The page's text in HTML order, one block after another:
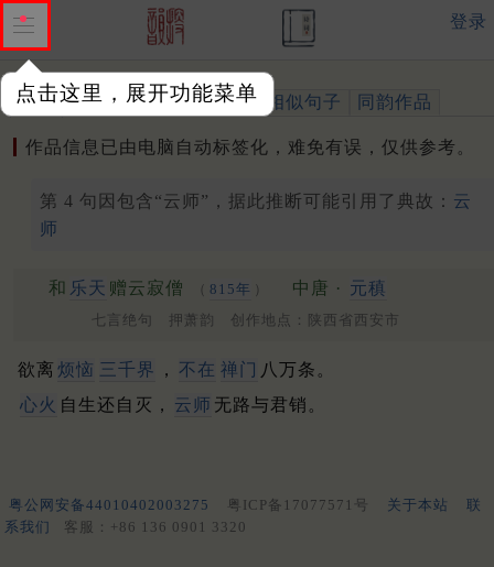
点击这里，展开功能菜单
登录
作品 标注四声 出处、引用 相似句子 同韵作品
作品信息已由电脑自动标签化，难免有误，仅供参考。
第 4 句因包含“云师”，据此推断可能引用了典故： 云
师
和 乐天 赠云寂僧 （ 815年 ） 中唐 · 元稹
七言绝句 押萧韵 创作地点：陕西省西安市
欲离 烦恼 三千界 ， 不在 禅门 八万条。
心火 自生还自灭， 云师 无路与君销。
粤公网安备44010402003275 粤ICP备17077571号 关于本站
联
系我们
客服：+86 136 0901 3320